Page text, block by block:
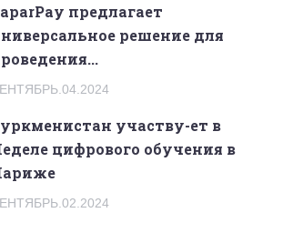
предлагает
решение для
участву-ет в
цифрового обучения в